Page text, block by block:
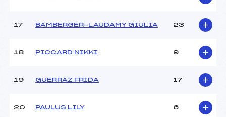
U12
17 BAMBERGER-LAUDAMY GIULIA 23
18 PICCARD NIKKI 9
19 GUERRAZ FRIDA 17
20 PAULUS LILY 6